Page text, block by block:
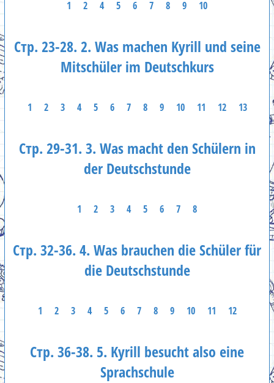
1 2 4 5 6 7 8 9 10
Стр. 23-28. 2. Was machen Kyrill und seine
Mitschüler im Deutschkurs
1 2 3 4 5 6 7 8 9 10 11 12 13
Стр. 29-31. 3. Was macht den Schülern in
der Deutschstunde
1 2 3 4 5 6 7 8
Стр. 32-36. 4. Was brauchen die Schüler für
die Deutschstunde
1 2 3 4 5 6 7 8 9 10 11 12
Стр. 36-38. 5. Kyrill besucht also eine
Sprachschule